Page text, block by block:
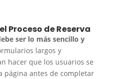
Proceso de Reserva
ser lo más sencillo y
largos y
hacer que los usuarios se
página antes de completar